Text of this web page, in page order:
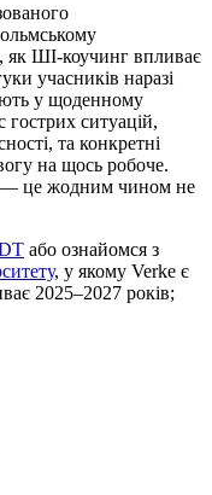
як ШІ-коучинг впливає
учасників наразі
у щоденному
гострих ситуацій,
та конкретні
на щось робоче.
— це жодним чином не
або ознайомся з
, у якому Verke є
2025–2027 років;